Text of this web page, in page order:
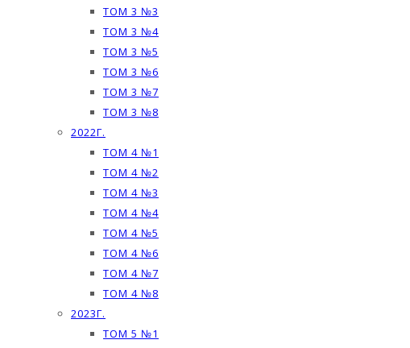
ТОМ 3 №3
ТОМ 3 №4
ТОМ 3 №5
ТОМ 3 №6
ТОМ 3 №7
ТОМ 3 №8
2022Г.
ТОМ 4 №1
ТОМ 4 №2
ТОМ 4 №3
ТОМ 4 №4
ТОМ 4 №5
ТОМ 4 №6
ТОМ 4 №7
ТОМ 4 №8
2023Г.
ТОМ 5 №1